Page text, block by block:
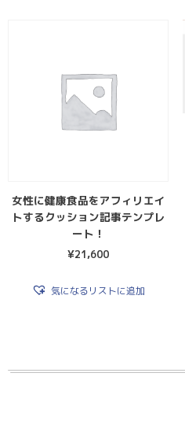
女性に健康食品をアフィリエイ
トするクッション記事テンプレ
ート！
¥21,600
気になるリストに追加